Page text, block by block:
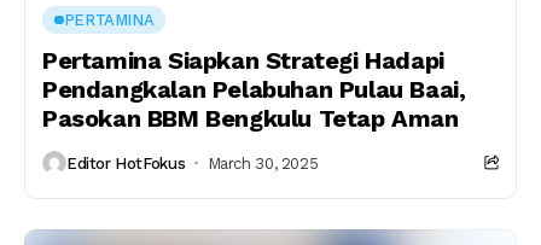
PERTAMINA
Pertamina Siapkan Strategi Hadapi
Pendangkalan Pelabuhan Pulau Baai,
Pasokan BBM Bengkulu Tetap Aman
Editor HotFokus March 30, 2025